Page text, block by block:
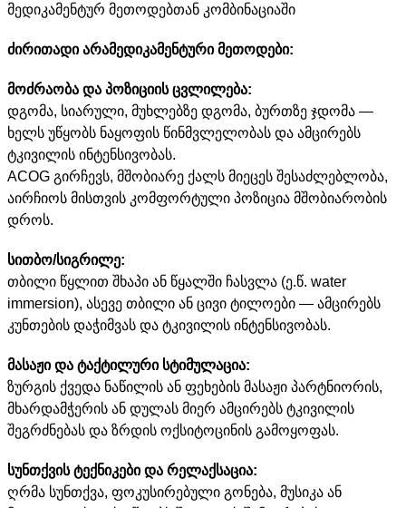
მედიკამენტურ მეთოდებთან კომბინაციაში
ძირითადი არამედიკამენტური მეთოდები:
მოძრაობა და პოზიციის ცვლილება:
დგომა, სიარული, მუხლებზე დგომა, ბურთზე ჯდომა —
ხელს უწყობს ნაყოფის წინმვლელობას და ამცირებს
ტკივილის ინტენსივობას.
ACOG გირჩევს, მშობიარე ქალს მიეცეს შესაძლებლობა,
აირჩიოს მისთვის კომფორტული პოზიცია მშობიარობის
დროს.
სითბო/სიგრილე:
თბილი წყლით შხაპი ან წყალში ჩასვლა (ე.წ. water
immersion), ასევე თბილი ან ცივი ტილოები — ამცირებს
კუნთების დაჭიმვას და ტკივილის ინტენსივობას.
მასაჟი და ტაქტილური სტიმულაცია:
ზურგის ქვედა ნაწილის ან ფეხების მასაჟი პარტნიორის,
მხარდამჭერის ან დულას მიერ ამცირებს ტკივილის
შეგრძნებას და ზრდის ოქსიტოცინის გამოყოფას.
სუნთქვის ტექნიკები და რელაქსაცია:
ღრმა სუნთქვა, ფოკუსირებული გონება, მუსიკა ან